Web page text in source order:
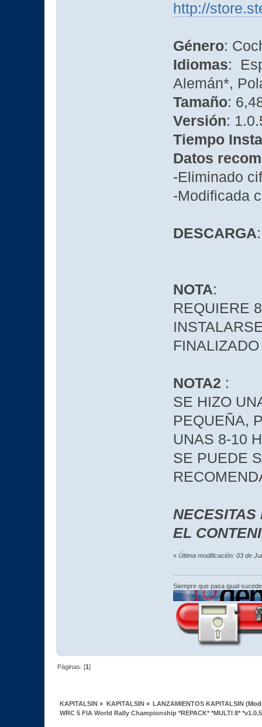
http://
Género:
Idiomas:
Alemán*,
Tamaño:
Versión:
Tiempo
Datos
-Eliminado
-Modificada
DESCARGA:
NOTA:
REQUIERE
FINALIZADO
NOTA2 :
SE HIZO
PEQUEÑA,
UNAS 8-10
SE PUEDE
NECESITAS
EL
« Última modificación: 03 de
Siempre que pasa igual
Páginas: [1]
KAPITALSIN » KAPITALSIN » LANZAMIENTOS KAPITALSIN
WRC 5 FIA World Rally Championship *REPACK* *MULTI 8*